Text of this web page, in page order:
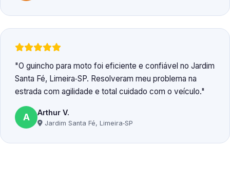
O guincho para moto foi eficiente e confiável no Jardim
Santa Fé, Limeira‑SP. Resolveram meu problema na
estrada com agilidade e total cuidado com o veículo.
A Arthur V.
Jardim Santa Fé, Limeira‑SP